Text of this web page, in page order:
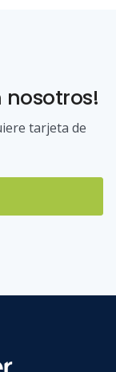
nosotros!
tarjeta de